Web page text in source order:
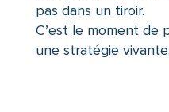
pas dans un tiroir.
C’est le moment de
une stratégie vivante.